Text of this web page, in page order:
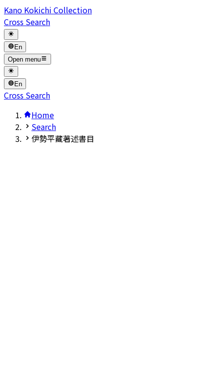
Kano Kokichi Collection
Cross Search
En
Open menu
En
Cross Search
Home
Search
伊勢平藏著述書目